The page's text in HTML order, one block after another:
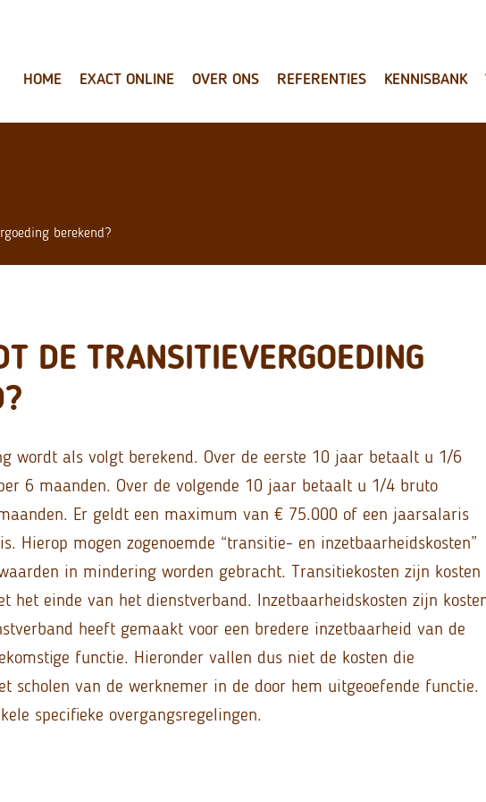
HOME EXACT ONLINE OVER ONS REFERENTIES KENNISBANK
berekend?
DE TRANSITIEVERGOEDING
wordt als volgt berekend. Over de eerste 10 jaar betaalt u 1/6
6 maanden. Over de volgende 10 jaar betaalt u 1/4 bruto
Er geldt een maximum van € 75.000 of een jaarsalaris
Hierop mogen zogenoemde “transitie- en inzetbaarheidskosten”
in mindering worden gebracht. Transitiekosten zijn kosten
het einde van het dienstverband. Inzetbaarheidskosten zijn
heeft gemaakt voor een bredere inzetbaarheid van de
functie. Hieronder vallen dus niet de kosten die
scholen van de werknemer in de door hem uitgeoefende functie.
specifieke overgangsregelingen.